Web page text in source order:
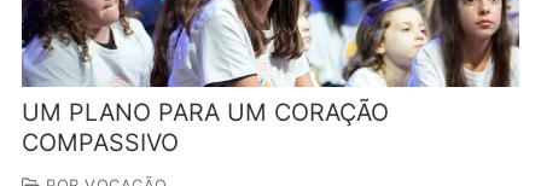
UM PLANO PARA UM CORAÇÃO
COMPASSIVO